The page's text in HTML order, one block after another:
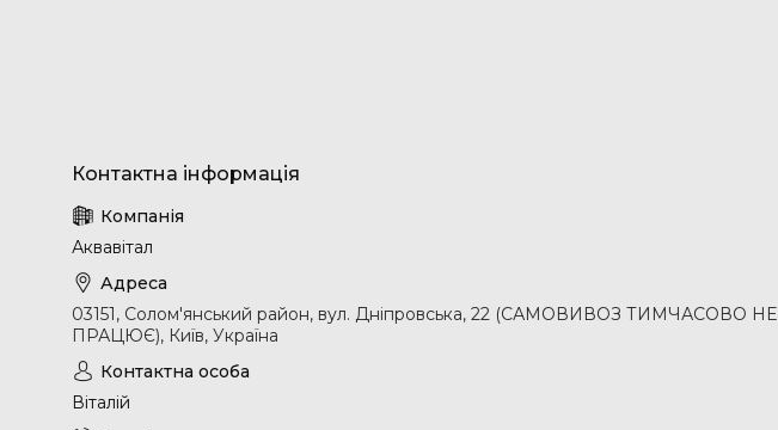
Аквавітал
03151, Солом'янський район, вул. Дніпровська, 22 (САМОВИВОЗ ТИМЧАСОВО НЕ
ПРАЦЮЄ), Київ, Україна
Віталій